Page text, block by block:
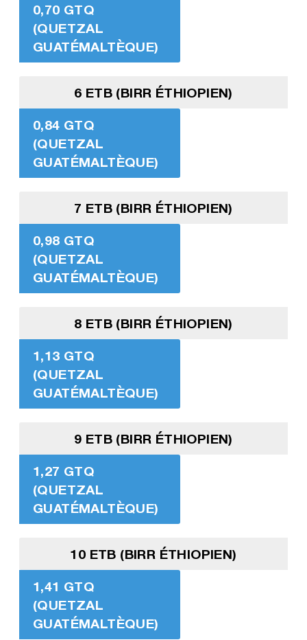
0,70 GTQ
(QUETZAL
GUATÉMALTÈQUE)
6 ETB (BIRR ÉTHIOPIEN)
0,84 GTQ
(QUETZAL
GUATÉMALTÈQUE)
7 ETB (BIRR ÉTHIOPIEN)
0,98 GTQ
(QUETZAL
GUATÉMALTÈQUE)
8 ETB (BIRR ÉTHIOPIEN)
1,13 GTQ
(QUETZAL
GUATÉMALTÈQUE)
9 ETB (BIRR ÉTHIOPIEN)
1,27 GTQ
(QUETZAL
GUATÉMALTÈQUE)
10 ETB (BIRR ÉTHIOPIEN)
1,41 GTQ
(QUETZAL
GUATÉMALTÈQUE)